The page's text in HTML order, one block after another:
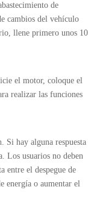
de
cambios del vehículo
llene primero unos 10
el motor, coloque el
realizar las funciones
Si hay alguna respuesta
Los usuarios no deben
entre el despegue de
energía o aumentar el